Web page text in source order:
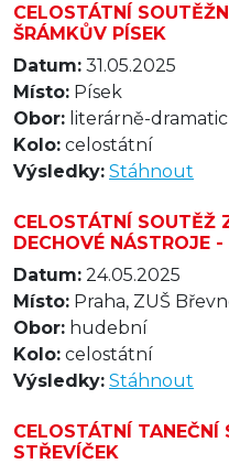
CELOSTÁTNÍ
ŠRÁMKŮV PÍSEK
Datum: 31.05.2025
Místo: Písek
Obor: literárně-
Kolo: celostátní
Výsledky: Stáhnout
CELOSTÁTNÍ SOUTĚŽ
DECHOVÉ
Datum: 24.05.2025
Místo: Praha, ZUŠ
Obor: hudební
Kolo: celostátní
Výsledky: Stáhnout
CELOSTÁTNÍ TANEČNÍ
STŘEVÍČEK